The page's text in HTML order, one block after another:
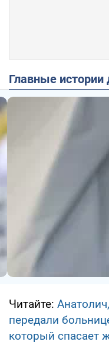
Главные истории
Читайте:
передали
который спасает